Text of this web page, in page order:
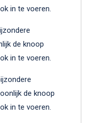
in te voeren.
de knoop
in te voeren.
de knoop
in te voeren.